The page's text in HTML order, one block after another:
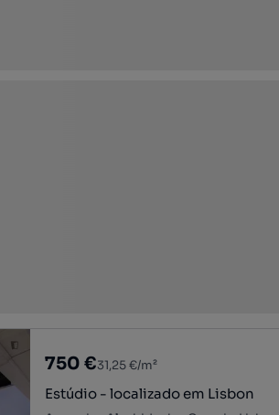
750 €31,25 €/m²
Estúdio - localizado em Lisbon